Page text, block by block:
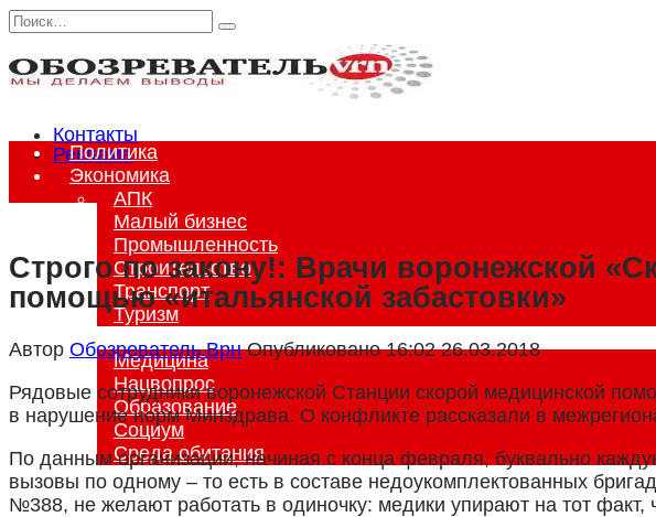
Перейти
содержанию
Search
Контакты
Реклама
Политика
Экономика
АПК
Малый бизнес
Промышленность
Строительство
Транспорт
Туризм
Общество
Медицина
Нацвопрос
Образование
Социум
Среда обитания
Происшествия
Криминал
Строго по закону!: Врачи воронежской
помощью «итальянской забастовки»
Автор Обозреватель.Врн Опубликовано 16:02 26.03.2018
Рядовые сотрудники воронежской Станции скорой медицинской
в нарушение норм Минздрава. О конфликте рассказали в
По данным организации, начиная с конца февраля, буквально
вызовы по одному – то есть в составе недоукомплектованных
№388, не желают работать в одиночку: медики упирают на тот